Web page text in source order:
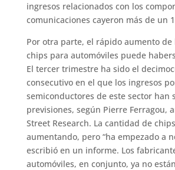
ingresos relacionados con los
comunicaciones cayeron más de un
Por otra parte, el rápido aumento de
chips para automóviles puede
El tercer trimestre ha sido el
consecutivo en el que los ingresos
semiconductores de este sector han
previsiones, según Pierre Ferragou,
Street Research. La cantidad de
aumentando, pero “ha empezado a
escribió en un informe. Los
automóviles, en conjunto, ya no